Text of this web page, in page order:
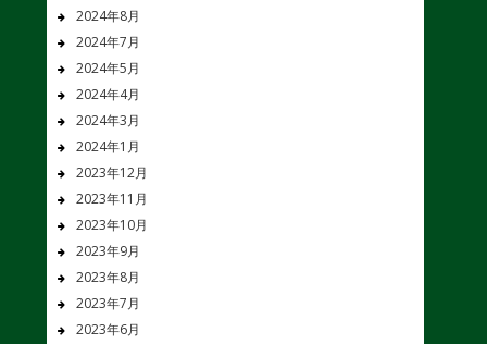
2024年8月
2024年7月
2024年5月
2024年4月
2024年3月
2024年1月
2023年12月
2023年11月
2023年10月
2023年9月
2023年8月
2023年7月
2023年6月